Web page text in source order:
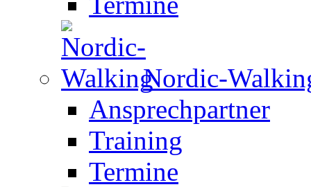
Nordic-
Ansprechpartner
Training
Termine